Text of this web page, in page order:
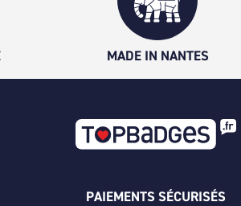
MADE IN NANTES
PAIEMENTS SÉCURISÉS